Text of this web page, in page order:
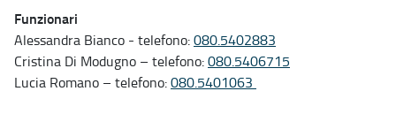
Funzionari
Alessandra Bianco - telefono:080.5402883
Cristina Di Modugno – telefono:080.5406715
Lucia Romano – telefono:080.5401063